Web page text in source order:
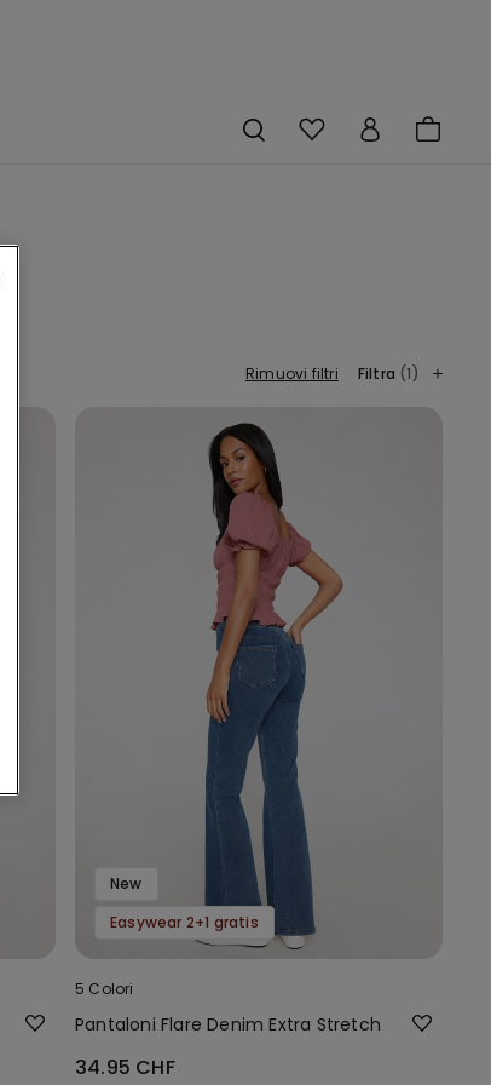
Rimuovi filtri Filtra (1)
New
Easywear 2+1 gratis
5 Colori
Pantaloni Flare Denim Extra Stretch
34.95 CHF